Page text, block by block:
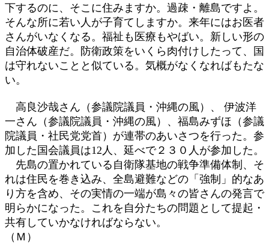
下するのに、そこに住みますか。過疎・離島ですよ。
そんな所に若い人が子育てしますか。来年にはお医者
さんがいなくなる。福祉も医療もやばい。新しい形の
自治体破産だ。防衛政策をいくら肉付けしたって、国
は守れないことと似ている。気概がなくなればもたな
い。
高良沙哉さん（参議院議員・沖縄の風）、 伊波洋
一さん（参議院議員・沖縄の風）、福島みずほ（参議
院議員・社民党党首）が連帯のあいさつを行った。参
加した国会議員は12人、延べで２３０人が参加した。
先島の置かれている自衛隊基地の戦争準備体制、そ
れは住民を巻き込み、全島避難などの「強制」的なあ
り方を含め、その実情の一端が島々の皆さんの発言で
明らかになった。これを自分たちの問題として提起・
共有していかなければならない。
（Ｍ）